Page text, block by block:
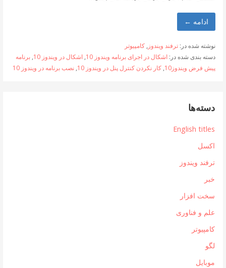
ادامه ←
نوشته شده در: ترفند ویندوز , کامپیوتر
دسته بندی شده در: اشکال در اجرای برنامه ویندوز 10 , اشکال در ویندوز 10 , برنامه
پیش فرض ویندوز10
, کار نکردن کنترل پنل در ویندوز 10 , نصب برنامه در ویندوز 10
دسته‌ها
English titles
اکسل
ترفند ویندوز
خبر
سخت افزار
علم و فناوری
کامپیوتر
لگو
موبایل